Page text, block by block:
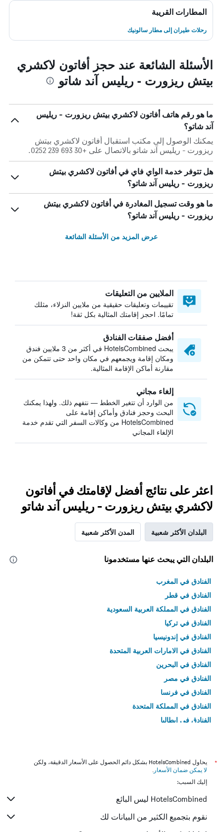
المطارات القريبة
رحلات طيران إلى مطار سالونيك
الأسئلة الشائعة عند حجز أفاتون لاكشري
بيتش ريزورت - ريليس آند شاتو
ما هو رقم هاتف أفاتون لاكشري بيتش ريزورت - ريليس
آند شاتو؟
يمكنك الوصول إلى مكتب استقبال أفاتون لاكشري بيتش
ريزورت - ريليس آند شاتو بالاتصال على +30 693 239 0252.
هل تتوفر خدمة الواي فاي في أفاتون لاكشري بيتش
ريزورت - ريليس آند شاتو؟
ما هو وقت تسجيل المغادرة في أفاتون لاكشري بيتش
ريزورت - ريليس آند شاتو؟
عرض المزيد من الأسئلة الشائعة
الملايين من التعليقات
تقييمات وتعليقات حقيقية من ملايين النزلاء، مثلك
تمامًا. احجز إقامتك المثالية بكل ثقة!
أفضل صفقات الفنادق
يبحث HotelsCombined في أكثر من 3 ملايين فندق
ومكان إقامة ويجمعهم في مكان واحد حتى تتمكن من
مقارنة أماكن الإقامة المثالية.
إلغاء مجاني
من الوارد أن تتغير الخطط — نتفهم ذلك. ولهذا يمكنك
البحث وحجز فنادق وأماكن إقامة على
HotelsCombined من وكالات السفر التي تقدم خدمة
الإلغاء المجاني
اعثر على نتائج أفضل لإقامتك في أفاتون
لاكشري بيتش ريزورت - ريليس آند شاتو
البلدان الأكثر شعبية المدن الأكثر شعبية
البلدان التي يبحث عنها مستخدمونا
الفنادق في المغرب
الفنادق في قطر
الفنادق في المملكة العربية السعودية
الفنادق في تركيا
الفنادق في إندونيسيا
الفنادق في الامارات العربية المتحدة
الفنادق في البحرين
الفنادق في مصر
الفنادق في فرنسا
الفنادق في المملكة المتحدة
الفنادق في إيطاليا
*
يحاول HotelsCombined بشكل دائم الحصول على الأسعار الدقيقة، ولكن
لا يمكن ضمان الأسعار .
إليك السبب:
HotelsCombined ليس البائع
نقوم بتجميع الكثير من البيانات لك